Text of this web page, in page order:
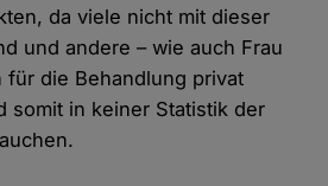
da viele nicht mit dieser
und andere – wie auch Frau
für die Behandlung privat
somit in keiner Statistik der